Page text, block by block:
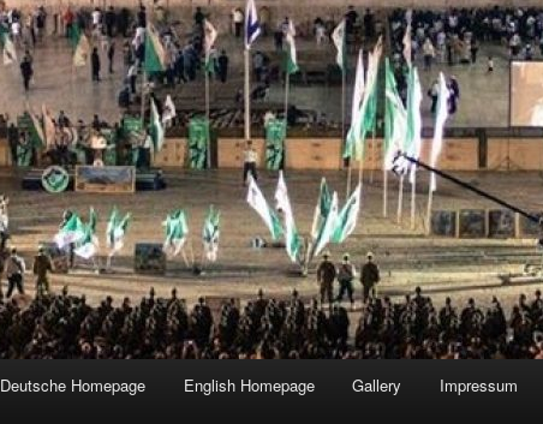
Deutsche Homepage English Homepage Gallery Impressum